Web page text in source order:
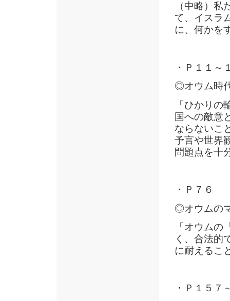
（中略）
て、イスラ
に、何かを
・Ｐ１１～
◎オウム時
「ひかり
国への敵意
ならないこ
予言や世界
問題点を十
・Ｐ７６
◎オウムの
「オウム
く、合法的
に耐えるこ
・Ｐ１５７